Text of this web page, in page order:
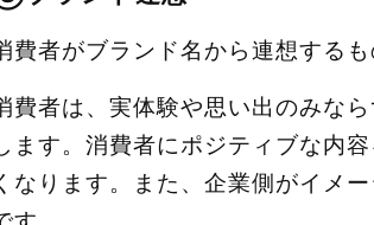
費者がブランド名から連想するも
費者は、実体験や思い出のみな
ます。消費者にポジティブな内
なります。また、企業側がイメ